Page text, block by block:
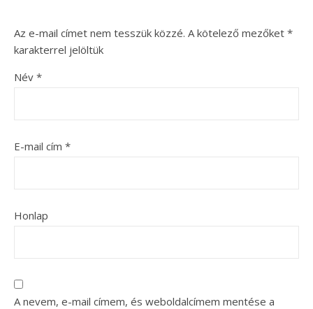
Az e-mail címet nem tesszük közzé. A kötelező mezőket *
karakterrel jelöltük
Név *
E-mail cím *
Honlap
A nevem, e-mail címem, és weboldalcímem mentése a